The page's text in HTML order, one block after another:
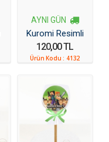
AYNI GÜN
Kuromi Resimli
Kurabiye
120,00 TL
Ürün Kodu : 4132